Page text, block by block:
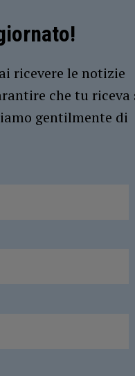
ricevere le notizie
che tu riceva
gentilmente di